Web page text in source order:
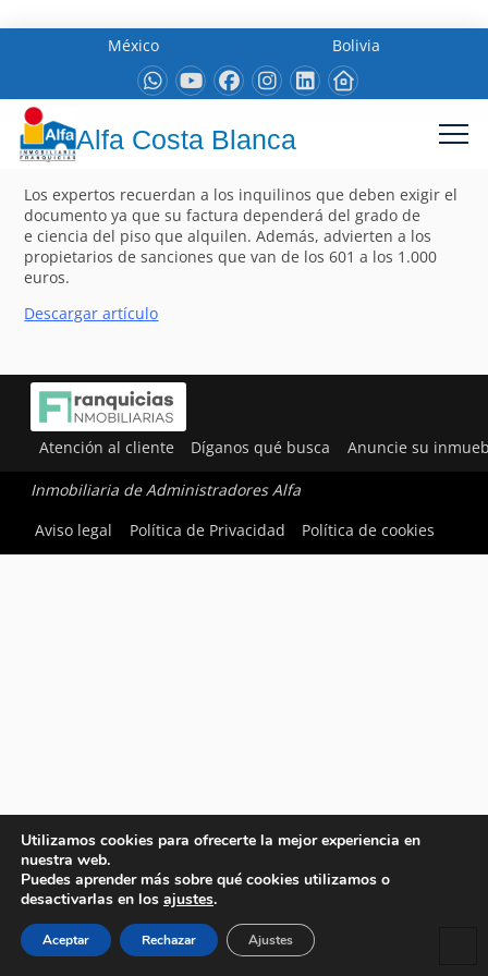
México Bolivia
Alfa Costa Blanca
Los expertos recuerdan a los inquilinos que deben exigir el
documento ya que su factura dependerá del grado de
e ciencia del piso que alquilen. Además, advierten a los
propietarios de sanciones que van de los 601 a los 1.000
euros.
Descargar artículo
Atención al cliente Díganos qué busca Anuncie su
Inmobiliaria de Administradores Alfa
Aviso legal
Política de Privacidad Política de cookies
Utilizamos cookies para ofrecerte la mejor experiencia en
nuestra web.
Puedes aprender más sobre qué cookies utilizamos o
desactivarlas en los ajustes.
Aceptar Rechazar Ajustes